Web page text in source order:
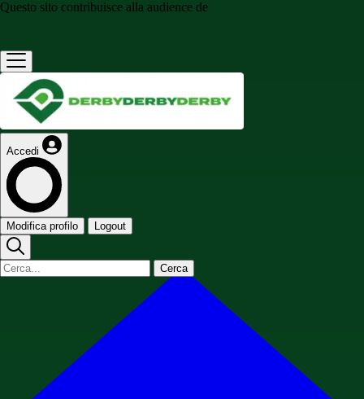
Questo sito contribuisce alla audience de
Accedi
Modifica profilo Logout
Cerca